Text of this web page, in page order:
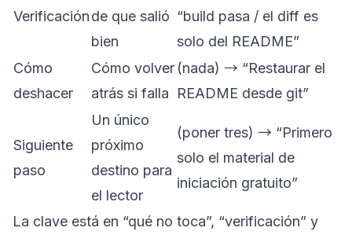
Verificaciónde que salió
bien
“build pasa / el diff es
solo del README”
Cómo
deshacer
Cómo volver
atrás si falla
(nada) → “Restaurar el
README desde git”
Siguiente
paso
Un único
próximo
destino para
el lector
(poner tres) → “Primero
solo el material de
iniciación gratuito”
La clave está en “qué no toca”, “verificación” y